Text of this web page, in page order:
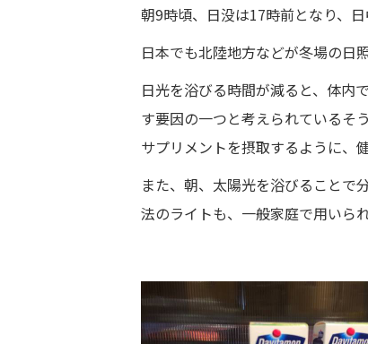
朝9時頃、日没は17時前となり、
日本でも北陸地方などが冬場の日
日光を浴びる時間が減ると、体内
す要因の一つと考えられているそ
サプリメントを摂取するように、
また、朝、太陽光を浴びることで
法のライトも、一般家庭で用いられ